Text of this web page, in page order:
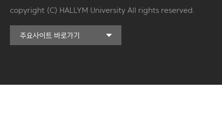
copyright (C) HALLYM University All rights reserved.
주요사이트 바로가기
커뮤니티교육원
국제학생증신청